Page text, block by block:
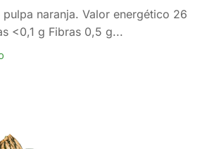
naranja. Valor energético 26
<0,1 g Fibras 0,5 g...